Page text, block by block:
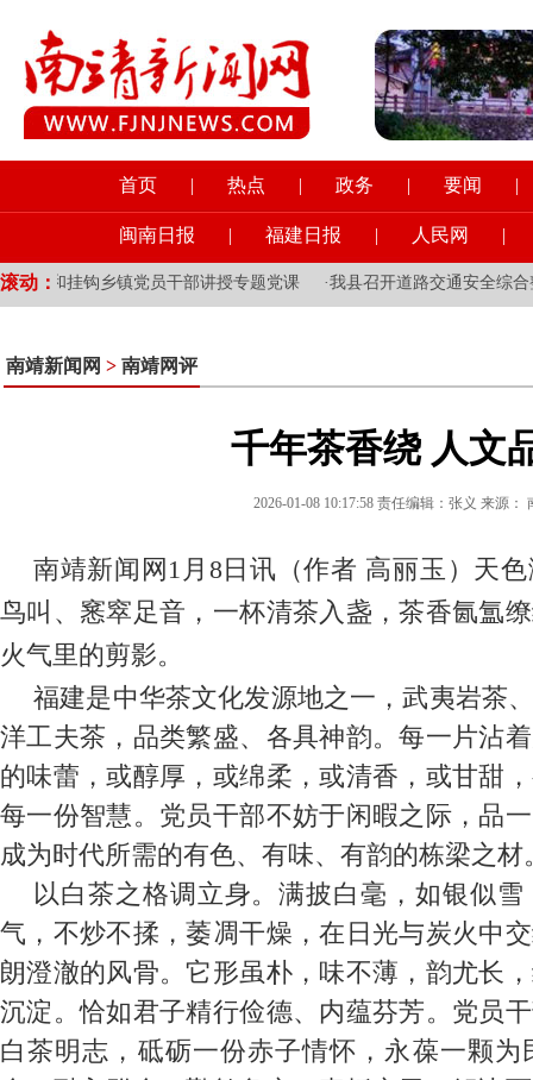
首页 | 热点 | 政务 | 要闻 |
闽南日报 | 福建日报 | 人民网 |
滚动：
和挂钩乡镇党员干部讲授专题党课 ·我县召开道路交通安全综合整
南靖新闻网 > 南靖网评
千年茶香绕 人文
2026-01-08 10:17:58 责任编辑：张义 来源：
南靖新闻网1月8日讯（作者 高丽玉） 天
鸟叫、窸窣足音，一杯清茶入盏，茶香氤氲
火气里的剪影。
福建是中华茶文化发源地之一，武夷岩茶
洋工夫茶，品类繁盛、各具神韵。每一片沾
的味蕾，或醇厚，或绵柔，或清香，或甘甜
每一份智慧。党员干部不妨于闲暇之际，品
成为时代所需的有色、有味、有韵的栋梁之材
以白茶之格调立身。满披白毫，如银似
气，不炒不揉，萎凋干燥，在日光与炭火中
朗澄澈的风骨。它形虽朴，味不薄，韵尤长
沉淀。恰如君子精行俭德、内蕴芬芳。党员
白茶明志，砥砺一份赤子情怀，永葆一颗